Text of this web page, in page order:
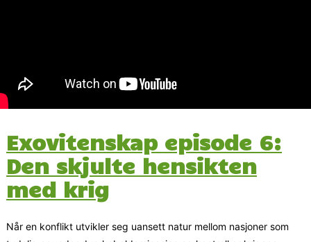
Exovitenskap episode 6:
Den skjulte hensikten
med krig
Når en konflikt utvikler seg uansett natur mellom nasjoner som